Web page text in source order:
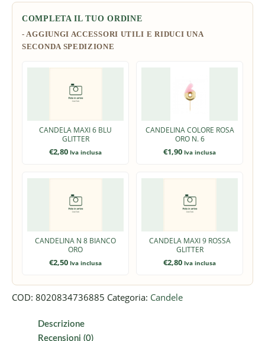
COMPLETA IL TUO ORDINE
CANDELA MAXI 6 BLU
GLITTER
€2,80 Iva inclusa
CANDELINA COLORE ROSA
ORO N. 6
€1,90 Iva inclusa
CANDELINA N 8 BIANCO
ORO
€2,50 Iva inclusa
CANDELA MAXI 9 ROSSA
GLITTER
€2,80 Iva inclusa
COD: 8020834736885 Categoria: Candele
Descrizione
Recensioni (0)